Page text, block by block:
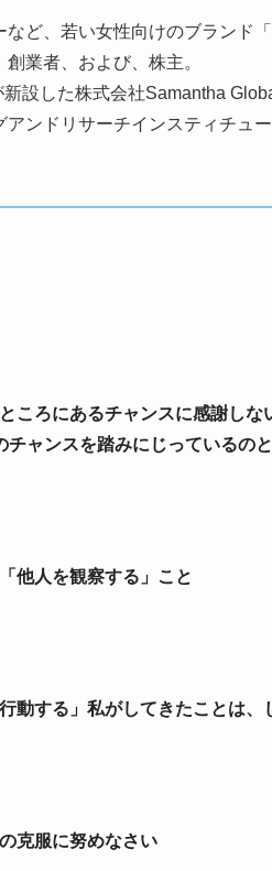
など、若い女性向けのブランド
業者、および、株主。
新設した株式会社Samantha
ンドリサーチインスティチュー
ころにあるチャンスに感謝し
チャンスを踏みにじっているの
他人を観察する」こと
動する」私がしてきたことは
克服に努めなさい